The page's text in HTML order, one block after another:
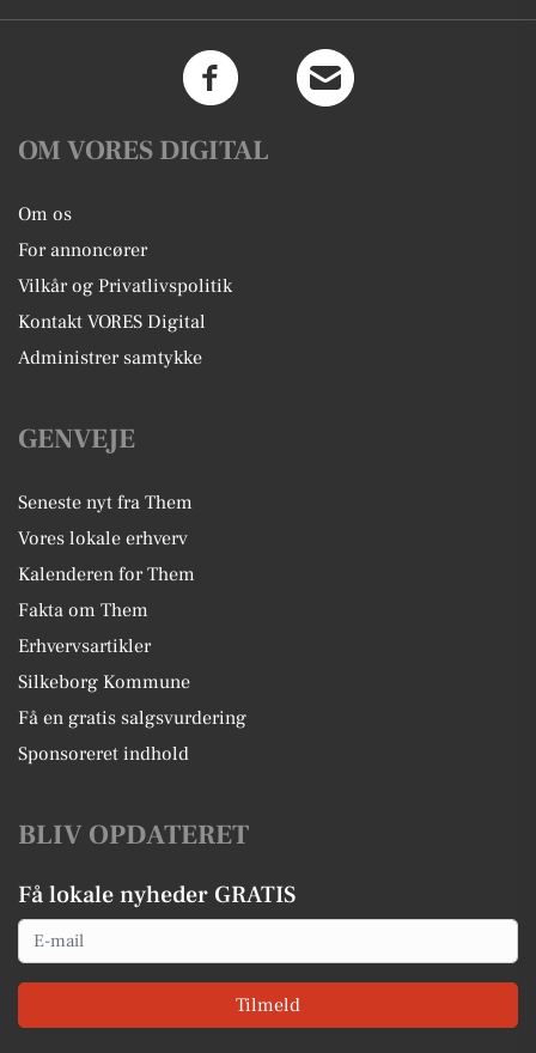
OM VORES DIGITAL
Om os
For annoncører
Vilkår og Privatlivspolitik
Kontakt VORES Digital
Administrer samtykke
GENVEJE
Seneste nyt fra Them
Vores lokale erhverv
Kalenderen for Them
Fakta om Them
Erhvervsartikler
Silkeborg Kommune
Få en gratis salgsvurdering
Sponsoreret indhold
BLIV OPDATERET
Få lokale nyheder GRATIS
Email
Tilmeld